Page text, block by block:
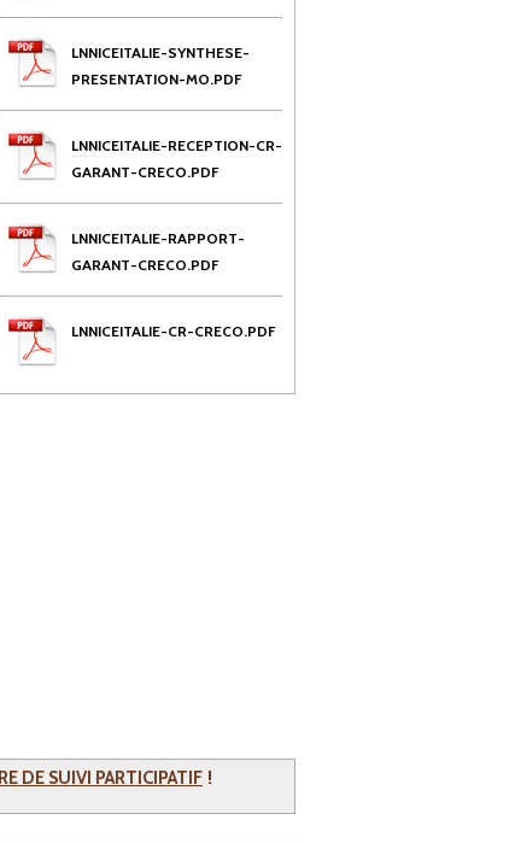
LNNICEITALIE-SYNTHESE-
PRESENTATION-MO.PDF
LNNICEITALIE-RECEPTION-CR-
GARANT-CRECO.PDF
LNNICEITALIE-RAPPORT-
GARANT-CRECO.PDF
LNNICEITALIE-CR-CRECO.PDF
DE SUIVI PARTICIPATIF !